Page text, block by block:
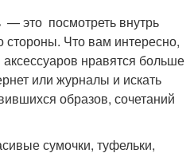
— это посмотреть внутрь
стороны. Что вам интересно,
нравятся больше
или журналы и искать
образов, сочетаний
сумочки, туфельки,